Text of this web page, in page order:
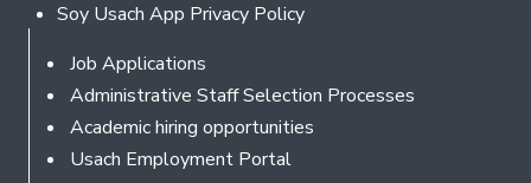
Soy Usach App Privacy Policy
Footer
Job Applications
Administrative Staff Selection Processes
Academic hiring opportunities
Usach Employment Portal